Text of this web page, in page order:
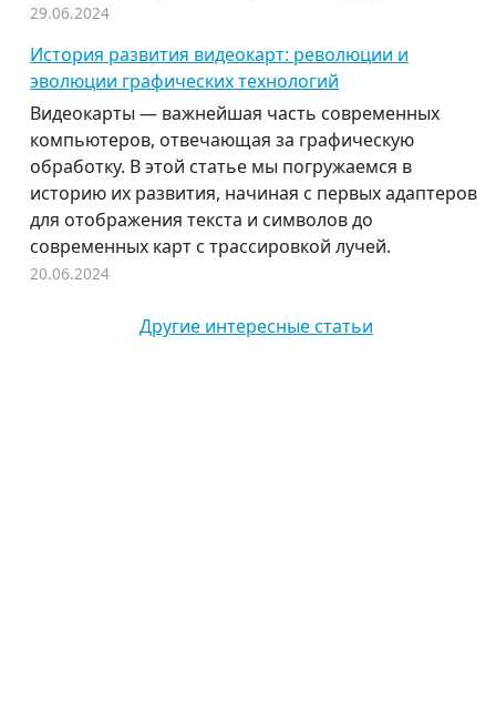
29.06.2024
История развития видеокарт: революции и
эволюции графических технологий
Видеокарты — важнейшая часть современных
компьютеров, отвечающая за графическую
обработку. В этой статье мы погружаемся в
историю их развития, начиная с первых адаптеров
для отображения текста и символов до
современных карт с трассировкой лучей.
20.06.2024
Другие интересные статьи